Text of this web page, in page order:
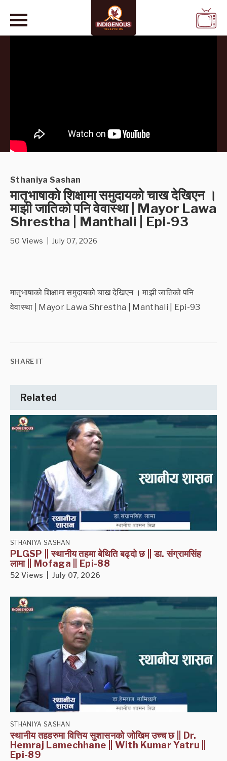
Sthaniya Sashan
मातृभाषाको शिक्षामा समुदायको चाख देखिएन ।
माझी जातिको पनि वेवास्था | Mayor Lawa
Shrestha | Manthali | Epi-93
50 Views | July 07, 2026
मातृभाषाको शिक्षामा समुदायको चाख देखिएन । माझी जातिको पनि
वेवास्था | Mayor Lawa Shrestha | Manthali | Epi-93
SHARE IT
Related
STHANIYA SASHAN
PLGSP || स्थानीय तहमा बेथिति बढ्दो छ || डा. संग्रामसिंह
लामा || Mofaga || Epi-88
52 Views | July 07, 2026
STHANIYA SASHAN
स्थानीय तहहरुमा वित्तिय सुशासनको जोखिम उच्च छ || Dr.
Hemraj Lamechhane || With Kumar Yatru ||
Epi-89